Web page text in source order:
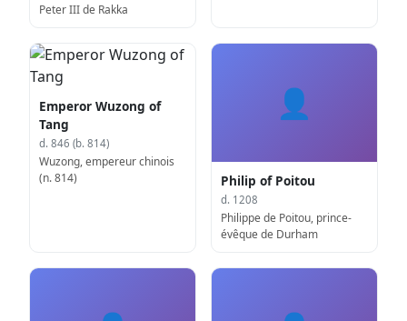
Peter III de Rakka
Emperor Wuzong of
Tang
d. 846 (b. 814)
Wuzong, empereur chinois
(n. 814)
👤
Philip of Poitou
d. 1208
Philippe de Poitou, prince-
évêque de Durham